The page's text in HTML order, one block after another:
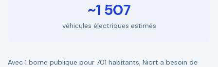
~1 507
véhicules électriques estimés
Avec 1 borne publique pour 701 habitants, Niort a besoin de